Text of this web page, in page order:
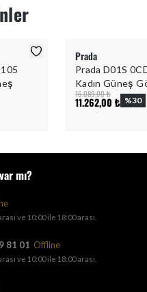
Prada
Prada D01S
Kadın Güneş
16.089,00 ₺
11.262,00 ₺ %30
mı?
ve 10:00 ile 18:00 arası.
81 01 Offline
ve 10:00 ile 18:00 arası.